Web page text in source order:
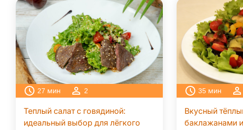
27 мин 2
Теплый салат с говядиной:
идеальный выбор для лёгкого
35 мин
Вкусный
баклажанами